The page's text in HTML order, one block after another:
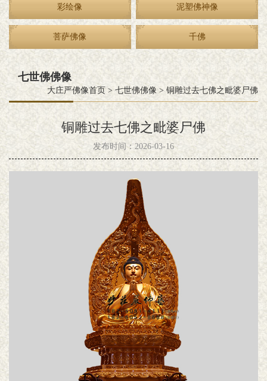
彩绘像 泥塑佛神像
菩萨佛像 千佛
七世佛佛像
大庄严佛像首页 > 七世佛佛像 > 铜雕过去七佛之毗婆尸佛
铜雕过去七佛之毗婆尸佛
发布时间：2026-03-16